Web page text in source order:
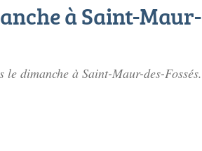
à Saint-Maur-
le dimanche à Saint-Maur-des-Fossés.